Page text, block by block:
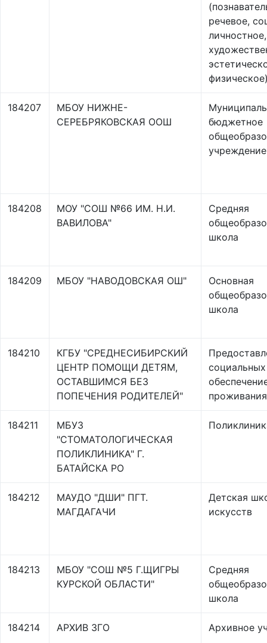
речевое,
личностное,
184207
МБОУ НИЖНЕ-
СЕРЕБРЯКОВСКАЯ ООШ
бюджетное
учреждение
184208
МОУ "СОШ №66 ИМ. Н.И.
ВАВИЛОВА"
Средняя
школа
184209 МБОУ "НАВОДОВСКАЯ ОШ"
Основная
школа
184210
КГБУ "СРЕДНЕСИБИРСКИЙ
ЦЕНТР ПОМОЩИ ДЕТЯМ,
ОСТАВШИМСЯ БЕЗ
ПОПЕЧЕНИЯ РОДИТЕЛЕЙ"
социальных
проживания
184211
МБУЗ
"СТОМАТОЛОГИЧЕСКАЯ
ПОЛИКЛИНИКА" Г.
БАТАЙСКА РО
184212
МАУДО "ДШИ" ПГТ.
МАГДАГАЧИ
Детская
искусств
184213
МБОУ "СОШ №5 Г.ЩИГРЫ
КУРСКОЙ ОБЛАСТИ"
Средняя
школа
184214 АРХИВ ЗГО Архивное